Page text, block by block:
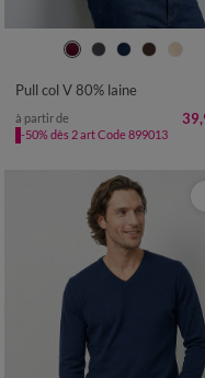
M L XL XXL 3XL
Pull col V 80% laine
à partir de
-50% dès 2 art Code 899013